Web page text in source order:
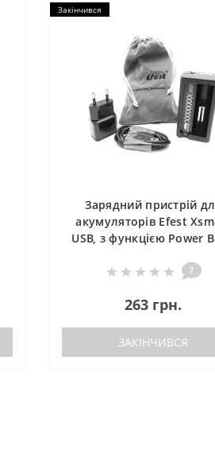
Закінчився
Зарядний пристрій
акумуляторів Efest
USB, з функцією Power
7
263 грн.
ЗАКІНЧИВСЯ